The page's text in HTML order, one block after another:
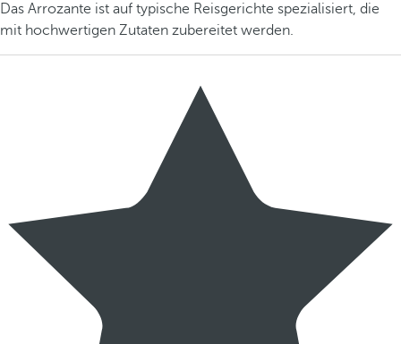
Das Arrozante ist auf typische Reisgerichte spezialisiert, die
mit hochwertigen Zutaten zubereitet werden.